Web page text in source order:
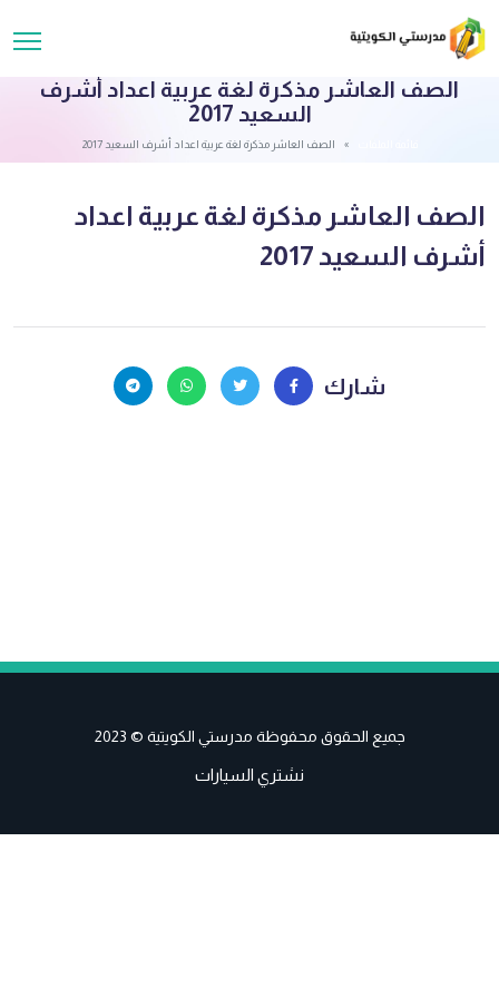
الصف العاشر مذكرة لغة عربية اعداد أشرف
السعيد 2017
الصف العاشر مذكرة لغة عربية اعداد أشرف السعيد 2017
الصف العاشر مذكرة لغة عربية اعداد
أشرف السعيد 2017
شارك
جميع الحقوق محفوظة مدرستي الكويتية © 2023
نشتري السيارات